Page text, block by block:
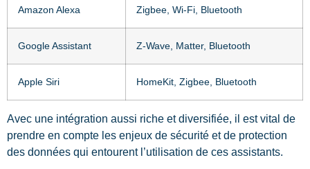
Amazon Alexa Zigbee, Wi-Fi, Bluetooth
Google Assistant Z-Wave, Matter, Bluetooth
Apple Siri HomeKit, Zigbee, Bluetooth
Avec une intégration aussi riche et diversifiée, il est vital de
prendre en compte les enjeux de sécurité et de protection
des données qui entourent l’utilisation de ces assistants.